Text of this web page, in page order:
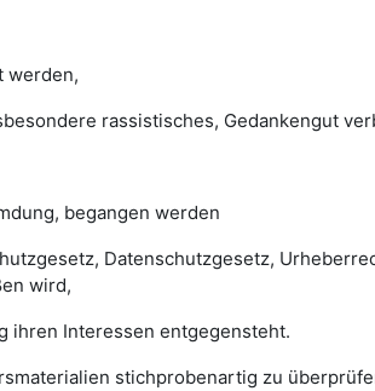
werden,
rassistisches, Gedankengut
begangen werden
Datenschutzgesetz,
wird,
ihren Interessen entgegensteht.
stichprobenartig zu